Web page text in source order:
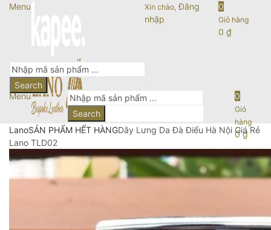
Menu Xin chào, Đăng
nhập
0
Giỏ hàng
0 ₫
Search
Menu
Search
0
Giỏ
hàng
0₫
LanoSẢN PHẨM HẾT HÀNGDây Lưng Da Đà Điểu Hà Nội Giá Rẻ
Lano TLD02